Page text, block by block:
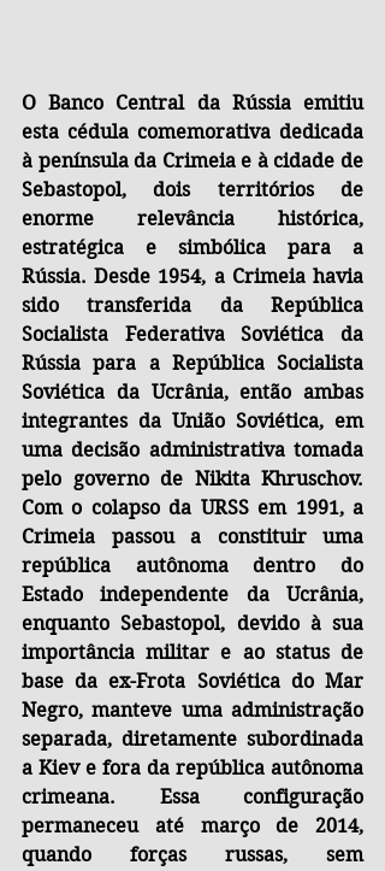
O Banco Central da Rússia emitiu
esta cédula comemorativa dedicada
à península da Crimeia e à cidade de
Sebastopol, dois territórios de
enorme relevância histórica,
estratégica e simbólica para a
Rússia. Desde 1954, a Crimeia havia
sido transferida da República
Socialista Federativa Soviética da
Rússia para a República Socialista
Soviética da Ucrânia, então ambas
integrantes da União Soviética, em
uma decisão administrativa tomada
pelo governo de Nikita Khruschov.
Com o colapso da URSS em 1991, a
Crimeia passou a constituir uma
república autônoma dentro do
Estado independente da Ucrânia,
enquanto Sebastopol, devido à sua
importância militar e ao status de
base da ex-Frota Soviética do Mar
Negro, manteve uma administração
separada, diretamente subordinada
a Kiev e fora da república autônoma
crimeana. Essa configuração
permaneceu até março de 2014,
quando forças russas, sem